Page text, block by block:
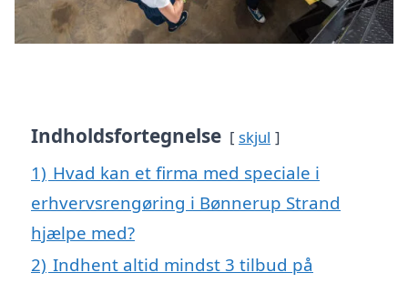
Indholdsfortegnelse skjul
1) Hvad kan et firma med speciale i
erhvervsrengøring i Bønnerup Strand
hjælpe med?
2) Indhent altid mindst 3 tilbud på